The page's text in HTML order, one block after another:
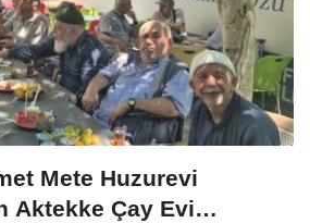
Mete Huzurevi
Aktekke Çay Evi